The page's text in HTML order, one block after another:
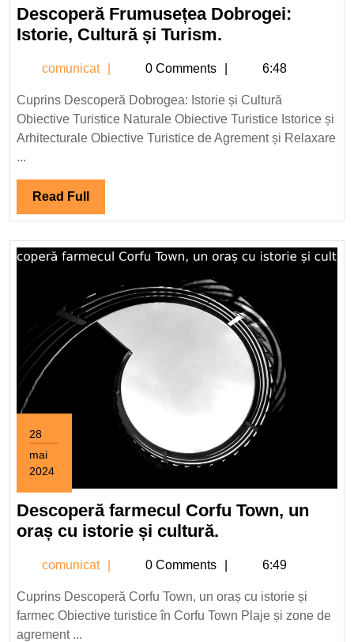
mai
2024
Descoperă Frumusețea Dobrogei:
Istorie, Cultură și Turism.
Dobrogei:
Istorie,
Cultură
și
comunicat comunicat
0 Comments 6:48
Cuprins Descoperă Dobrogea: Istorie și Cultură
Obiective Turistice Naturale Obiective Turistice Istorice și
Arhitecturale Obiective Turistice de Agrement și Relaxare
...
Read Full Read
Full
28
mai
2024
2024
Descoperă farmecul Corfu Town, un
oraș cu istorie și cultură.
Corfu
Town,
un
comunicat comunicat
0 Comments 6:49
Cuprins Descoperă Corfu Town, un oraș cu istorie și
farmec Obiective turistice în Corfu Town Plaje și zone de
agrement ...